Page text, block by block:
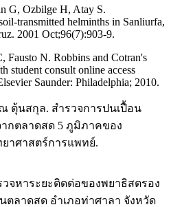
G, Ozbilge H, Atay S.
transmitted helminths in Sanliurfa,
2001 Oct;96(7):903-9.
Fausto N. Robbins and Cotran's
student consult online access
Saunder: Philadelphia; 2010.
ตุ้นสกุล. สำรวจการปนเปื้อน
กตลาดสด 5 ภูมิภาคของ
ยาศาสตร์การแพทย์.
จหาระยะติดต่อของพยาธิสตรอง
ตลาดสด อำเภอท่าศาลา จังหวัด